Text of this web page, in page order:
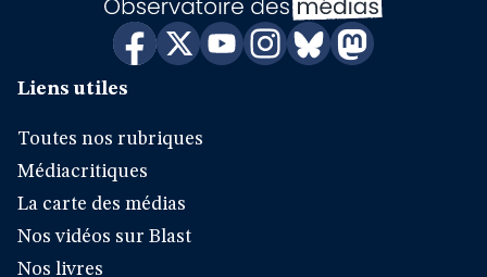
Liens utiles
Toutes nos rubriques
Médiacritiques
La carte des médias
Nos vidéos sur Blast
Nos livres